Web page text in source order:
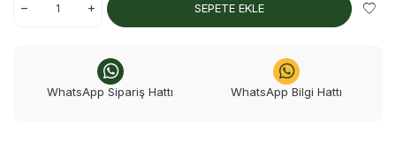
SEPETE EKLE
WhatsApp Sipariş Hattı WhatsApp Bilgi Hattı